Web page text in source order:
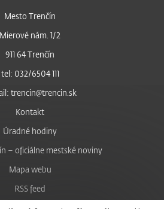
Mesto Trenčín
Mierové nám. 1/2
911 64 Trenčín
tel: 032/6504 111
trencin@trencin.sk
Kontakt
Úradné hodiny
– oficiálne mestské noviny
Mapa webu
RSS feed